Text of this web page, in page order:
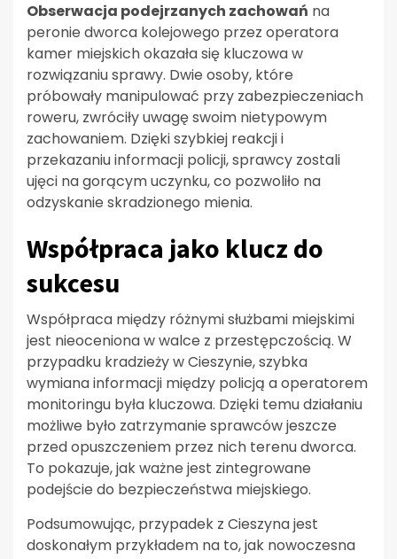
Obserwacja podejrzanych zachowań na
peronie dworca kolejowego przez operatora
kamer miejskich okazała się kluczowa w
rozwiązaniu sprawy. Dwie osoby, które
próbowały manipulować przy zabezpieczeniach
roweru, zwróciły uwagę swoim nietypowym
zachowaniem. Dzięki szybkiej reakcji i
przekazaniu informacji policji, sprawcy zostali
ujęci na gorącym uczynku, co pozwoliło na
odzyskanie skradzionego mienia.
Współpraca jako klucz do
sukcesu
Współpraca między różnymi służbami miejskimi
jest nieoceniona w walce z przestępczością. W
przypadku kradzieży w Cieszynie, szybka
wymiana informacji między policją a operatorem
monitoringu była kluczowa. Dzięki temu działaniu
możliwe było zatrzymanie sprawców jeszcze
przed opuszczeniem przez nich terenu dworca.
To pokazuje, jak ważne jest zintegrowane
podejście do bezpieczeństwa miejskiego.
Podsumowując, przypadek z Cieszyna jest
doskonałym przykładem na to, jak nowoczesna